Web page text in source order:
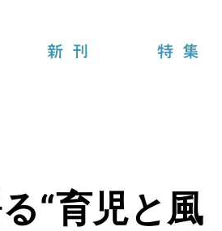
“育児と風